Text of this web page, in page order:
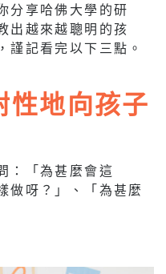
分享哈佛大學的研
出越來越聰明的孩
謹記看完以下三點。
性地向孩子
：「為甚麼會這
做呀？」、「為甚麼